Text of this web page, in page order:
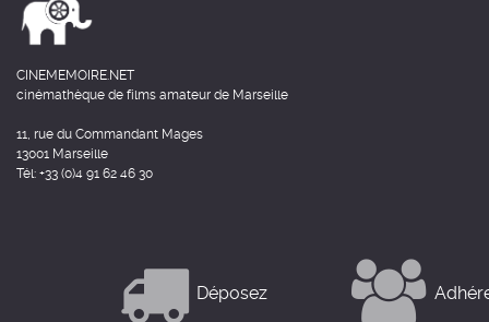
CINEMEMOIRE.NET
cinémathèque de films amateur de Marseille
11, rue du Commandant Mages
13001 Marseille
Tél: +33 (0)4 91 62 46 30
Déposez